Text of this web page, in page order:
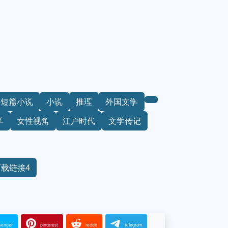
短篇小说 小说 推理
外国文学
女性视角 江户时代 文学传记
链接4
pinterest reddit telegram